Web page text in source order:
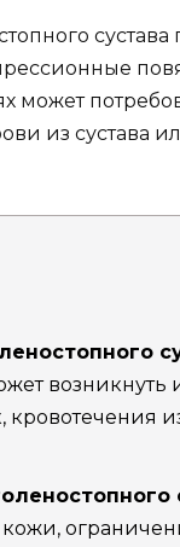
может
из сустава
возникнуть
кровотечения
кожи,